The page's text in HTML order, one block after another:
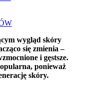
wygląd skóry
się zmienia –
i gęstsze.
ponieważ
skóry.